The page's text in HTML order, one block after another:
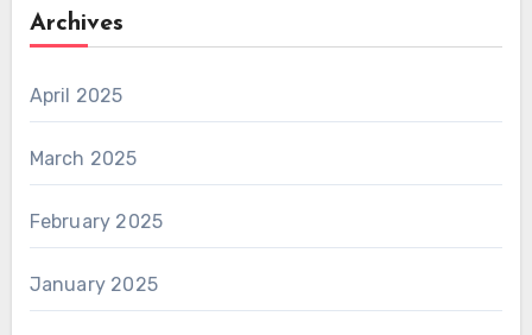
Archives
April 2025
March 2025
February 2025
January 2025